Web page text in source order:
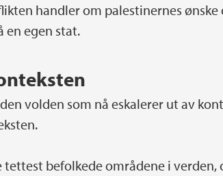
handler om palestinernes ønske
en egen stat.
volden som nå eskalerer ut av
tettest befolkede områdene i